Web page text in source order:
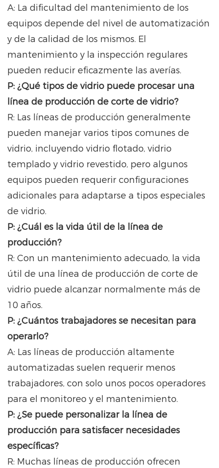
A: La dificultad del mantenimiento de los
equipos depende del nivel de automatización
y de la calidad de los mismos. El
mantenimiento y la inspección regulares
pueden reducir eficazmente las averías.
P: ¿Qué tipos de vidrio puede procesar una
línea de producción de corte de vidrio?
R: Las líneas de producción generalmente
pueden manejar varios tipos comunes de
vidrio, incluyendo vidrio flotado, vidrio
templado y vidrio revestido, pero algunos
equipos pueden requerir configuraciones
adicionales para adaptarse a tipos especiales
de vidrio.
P: ¿Cuál es la vida útil de la línea de
producción?
R: Con un mantenimiento adecuado, la vida
útil de una línea de producción de corte de
vidrio puede alcanzar normalmente más de
10 años.
P: ¿Cuántos trabajadores se necesitan para
operarlo?
A: Las líneas de producción altamente
automatizadas suelen requerir menos
trabajadores, con solo unos pocos operadores
para el monitoreo y el mantenimiento.
P: ¿Se puede personalizar la línea de
producción para satisfacer necesidades
específicas?
R: Muchas líneas de producción ofrecen